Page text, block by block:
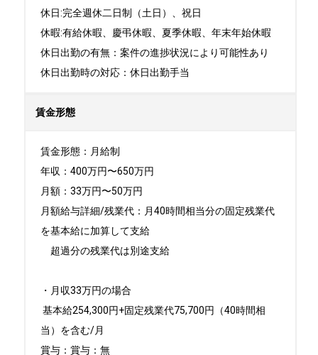
休日:完全週休二日制（土日）、祝日
休暇:有給休暇、慶弔休暇、夏季休暇、年末年始休暇
休日出勤の有無：案件の進捗状況により可能性あり
休日出勤時の対応：休日出勤手当
賃金形態
賃金形態：月給制
年収：400万円〜650万円
月額：33万円〜50万円
月額給与詳細/残業代：月40時間相当分の固定残業代
を基本給に加算して支給
超過分の残業代は別途支給
・月収33万円の場合
当）を含む/月
賞与：賞与：無